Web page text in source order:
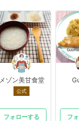
メゾン美甘食堂
公式
フォローする フ